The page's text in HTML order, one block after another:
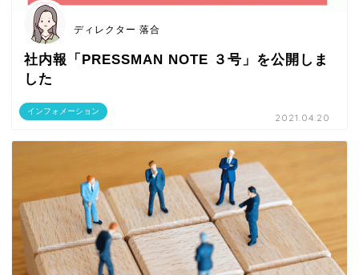
インフォメーション
ディレクター 落合
社内報「PRESSMAN NOTE ３号」を公開しま
した
2021.04.20